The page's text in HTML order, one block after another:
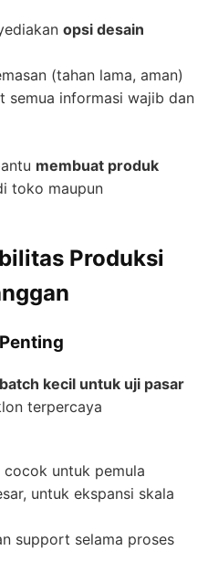
opsi desain
(tahan lama, aman)
semua informasi wajib dan
membuat produk
toko maupun
Produksi
batch kecil untuk uji pasar
terpercaya
untuk pemula
untuk ekspansi skala
support selama proses